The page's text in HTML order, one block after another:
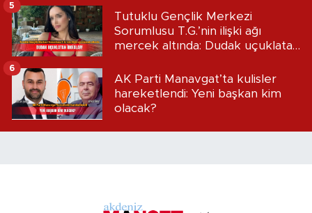
Tutuklu Gençlik Merkezi
Sorumlusu T.G.’nin ilişki ağı
mercek altında: Dudak uçuklatan
5
AK Parti Manavgat’ta kulisler
hareketlendi: Yeni başkan kim
olacak?
6